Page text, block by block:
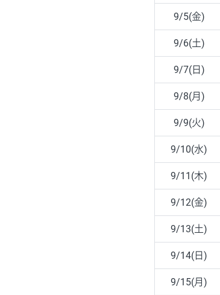
9/5(金)
9/6(土)
9/7(日)
9/8(月)
9/9(火)
9/10(水)
9/11(木)
9/12(金)
9/13(土)
9/14(日)
9/15(月)